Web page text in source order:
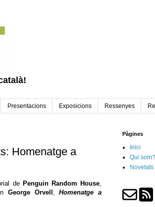
Presentacions Exposicions Ressenyes
Homenatge a
de Penguin Random House,
George Orvell ,Homenatge a
Pàgines
Inici
Qui som?
Novetats